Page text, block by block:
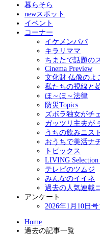
暮らそら
newスポット
イベント
コーナー
イケメンパパ
キラリママ
ちまたで話題の
Cinema Preview
文化財 仏像のよ
私たちの視線と
ほ～ほ～法律
防災Topics
ズボラ独女がチ
ガッツリ主夫が
うちの飲みニス
おうちで美活ナ
トピックス
LIVING
テレビのツムジ
みんなのイイネ
過去の人気連載
アンケート
2026年1月10日
Home
過去の記事一覧